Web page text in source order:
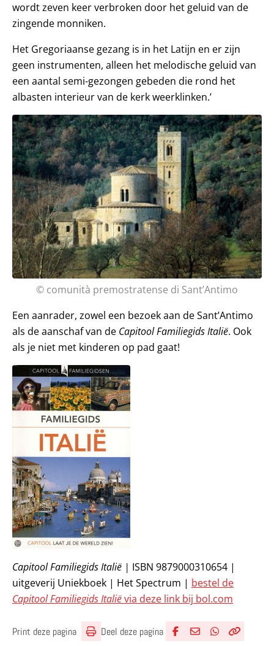
wordt zeven keer verbroken door het geluid van de
zingende monniken.
Het Gregoriaanse gezang is in het Latijn en er zijn
geen instrumenten, alleen het melodische geluid van
een aantal semi-gezongen gebeden die rond het
albasten interieur van de kerk weerklinken.’
© comunità premostratense di Sant’Antimo
Een aanrader, zowel een bezoek aan de Sant’Antimo
als de aanschaf van de Capitool Familiegids Italië. Ook
als je niet met kinderen op pad gaat!
Capitool Familiegids Italië | ISBN 9879000310654 |
uitgeverij Uniekboek | Het Spectrum | bestel de
Capitool Familiegids Italiëvia deze link bij bol.com
Print deze pagina Deel deze pagina